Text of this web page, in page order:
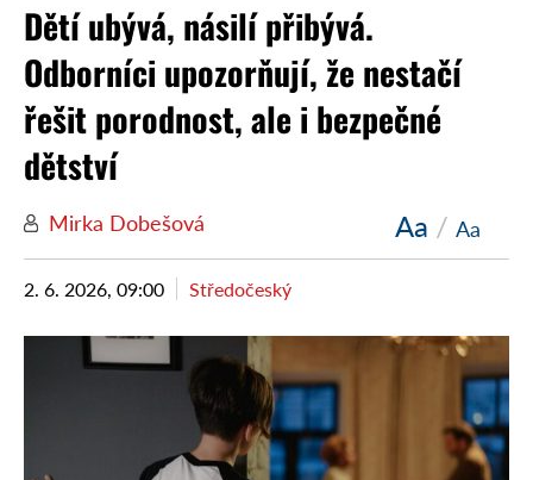
Dětí ubývá, násilí přibývá.
Odborníci upozorňují, že nestačí
řešit porodnost, ale i bezpečné
dětství
Mirka Dobešová Aa / Aa
2. 6. 2026, 09:00 Středočeský